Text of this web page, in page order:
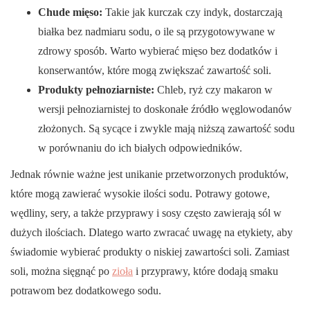
Chude mięso: Takie jak kurczak czy indyk, dostarczają
białka bez nadmiaru sodu, o ile są przygotowywane w
zdrowy sposób. Warto wybierać mięso bez dodatków i
konserwantów, które mogą zwiększać zawartość soli.
Produkty pełnoziarniste: Chleb, ryż czy makaron w
wersji pełnoziarnistej to doskonałe źródło węglowodanów
złożonych. Są sycące i zwykle mają niższą zawartość sodu
w porównaniu do ich białych odpowiedników.
Jednak równie ważne jest unikanie przetworzonych produktów,
które mogą zawierać wysokie ilości sodu. Potrawy gotowe,
wędliny, sery, a także przyprawy i sosy często zawierają sól w
dużych ilościach. Dlatego warto zwracać uwagę na etykiety, aby
świadomie wybierać produkty o niskiej zawartości soli. Zamiast
soli, można sięgnąć po zioła i przyprawy, które dodają smaku
potrawom bez dodatkowego sodu.